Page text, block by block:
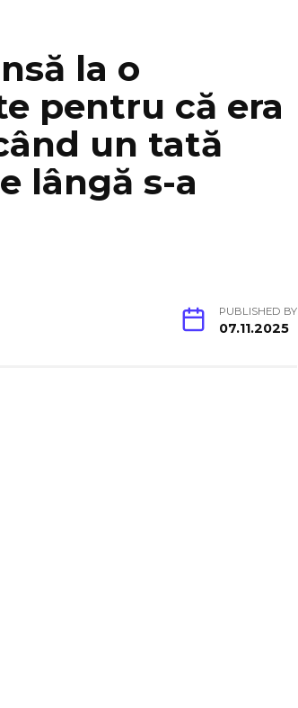
la o
pentru că era
un tată
lângă s-a
PUBLISHED BY
07.11.2025